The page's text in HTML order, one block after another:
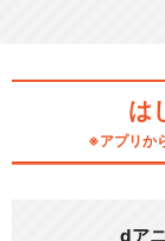
は
※アプリか
dア